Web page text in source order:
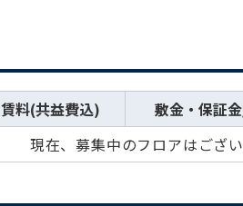
賃料(共益費込) 敷金・保証
現在、募集中のフロアはござい